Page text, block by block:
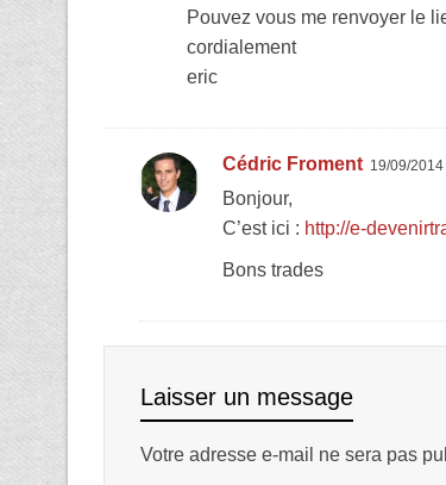
Pouvez vous me renvoyer le
cordialement
eric
Cédric Froment 19/09/2014
Bonjour,
C’est ici : http://e-
Bons trades
Laisser un message
Votre adresse e-mail ne sera pas